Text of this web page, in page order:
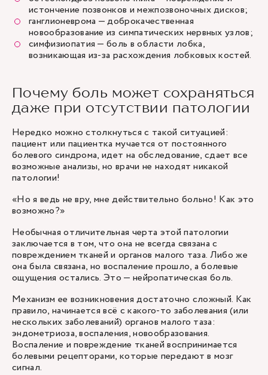
истончение позвонков и межпозвоночных дисков;
ганглионеврома — доброкачественная
новообразование из симпатических нервных узлов;
симфизиопатия — боль в области лобка,
возникающая из-за расхождения лобковых костей.
Почему боль может сохраняться
даже при отсутствии патологии
Нередко можно столкнуться с такой ситуацией:
пациент или пациентка мучается от постоянного
болевого синдрома, идет на обследование, сдает все
возможные анализы, но врачи не находят никакой
патологии!
«Но я ведь не вру, мне действительно больно! Как это
возможно?»
Необычная отличительная черта этой патологии
заключается в том, что она не всегда связана с
повреждением тканей и органов малого таза. Либо же
она была связана, но воспаление прошло, а болевые
ощущения остались. Это — нейропатическая боль.
Механизм ее возникновения достаточно сложный. Как
правило, начинается всё с какого-то заболевания (или
нескольких заболеваний) органов малого таза:
эндометриоза, воспаления, новообразования.
Воспаление и повреждение тканей воспринимается
болевыми рецепторами, которые передают в мозг
сигнал.